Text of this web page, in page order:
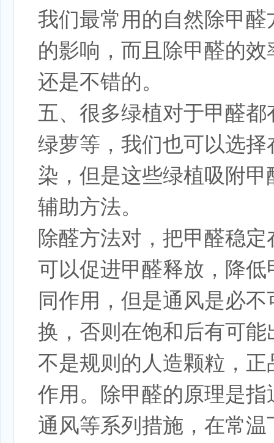
我们最常用的自然除甲
的影响，而且除甲醛的
还是不错的。
五、很多绿植对于甲醛
绿萝等，我们也可以选
染，但是这些绿植吸附
辅助方法。
除醛方法对，把甲醛稳
可以促进甲醛释放，降
同作用，但是通风是必
换，否则在饱和后有可
不是规则的人造颗粒，
作用。除甲醛的原理是
通风等系列措施，在常